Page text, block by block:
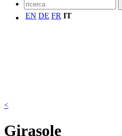
EN DE FR IT
<
Girasole